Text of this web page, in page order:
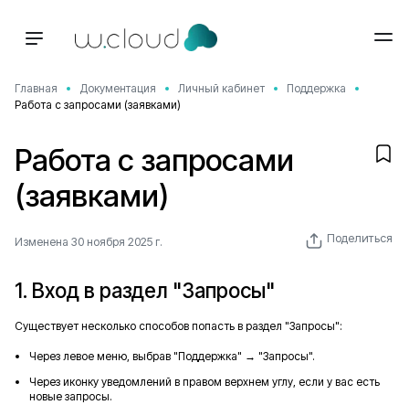
Главная Документация Личный кабинет
Поддержка
Работа с запросами (заявками)
Работа с запросами
(заявками)
Изменена 30 ноября 2025 г. Поделиться
1. Вход в раздел "Запросы"
Существует несколько способов попасть в раздел "Запросы":
Через левое меню, выбрав "Поддержка" → "Запросы".
Через иконку уведомлений в правом верхнем углу, если у вас есть
новые запросы.